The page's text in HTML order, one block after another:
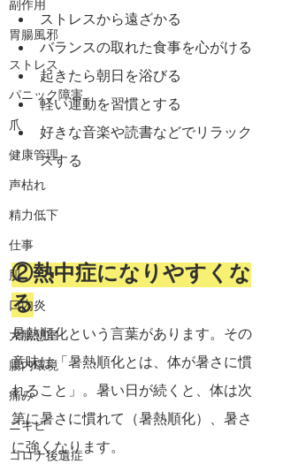
副作用
胃腸風邪
ストレス
パニック障害
爪
健康管理
声枯れ
精力低下
仕事
肌
口内炎
大腸憩室
腸内環境
痛み
ニキビ
コロナ後遺症
ストレスから遠ざかる
バランスの取れた食事を心がける
起きたら朝日を浴びる
軽い運動を習慣とする
好きな音楽や読書などでリラック
スする
②熱中症になりやすくな
る
暑熱順化という言葉があります。その
意味は「 暑熱順化とは、体が暑さに慣
れること」。暑い日が続くと、体は次
第に暑さに慣れて（暑熱順化）、暑さ
に強くなります。